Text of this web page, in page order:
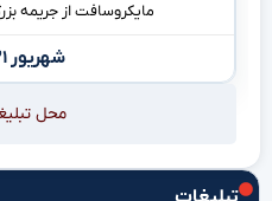
مایکروسافت از جریمه
شهریور ۲۱, ۱۴۰۴
محل